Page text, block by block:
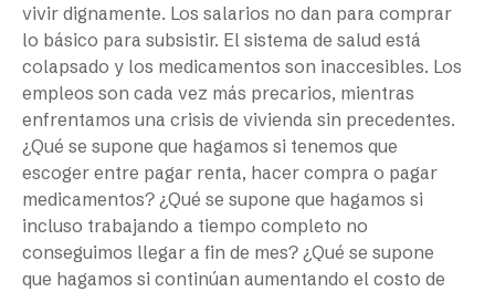
vivir dignamente. Los salarios no dan para comprar
lo básico para subsistir. El sistema de salud está
colapsado y los medicamentos son inaccesibles. Los
empleos son cada vez más precarios, mientras
enfrentamos una crisis de vivienda sin precedentes.
¿Qué se supone que hagamos si tenemos que
escoger entre pagar renta, hacer compra o pagar
medicamentos? ¿Qué se supone que hagamos si
incluso trabajando a tiempo completo no
conseguimos llegar a fin de mes? ¿Qué se supone
que hagamos si continúan aumentando el costo de